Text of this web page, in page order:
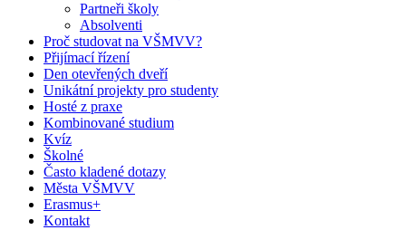
Partneři školy
Absolventi
Proč studovat na VŠMVV?
Přijímací řízení
Den otevřených dveří
Unikátní projekty pro studenty
Hosté z praxe
Kombinované studium
Kvíz
Školné
Často kladené dotazy
Města VŠMVV
Erasmus+
Kontakt